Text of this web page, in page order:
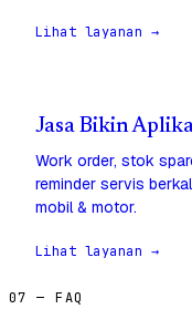
Lihat layanan →
Jasa Bikin
Work order, stok
reminder servis
mobil & motor.
Lihat layanan →
07 — FAQ